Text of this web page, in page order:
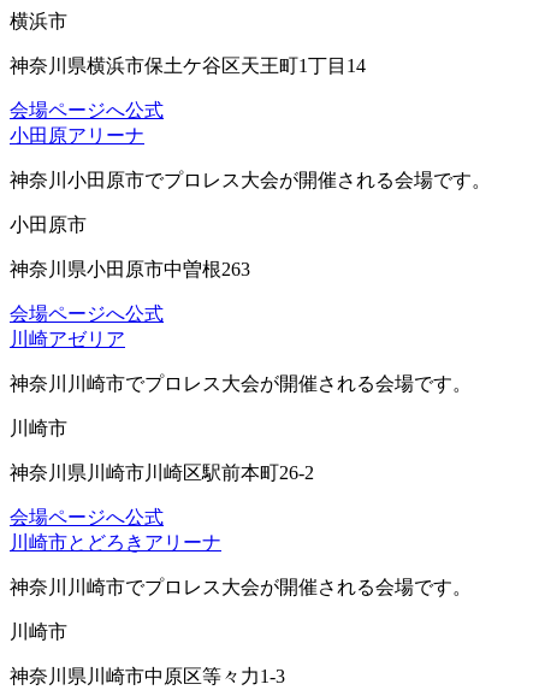
横浜市
神奈川県横浜市保土ケ谷区天王町1丁目14
会場ページへ公式
小田原アリーナ
神奈川小田原市でプロレス大会が開催される会場です。
小田原市
神奈川県小田原市中曽根263
会場ページへ公式
川崎アゼリア
神奈川川崎市でプロレス大会が開催される会場です。
川崎市
神奈川県川崎市川崎区駅前本町26-2
会場ページへ公式
川崎市とどろきアリーナ
神奈川川崎市でプロレス大会が開催される会場です。
川崎市
神奈川県川崎市中原区等々力1-3